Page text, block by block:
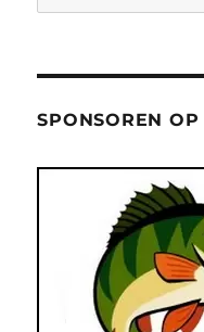
naar:
SPONSOREN